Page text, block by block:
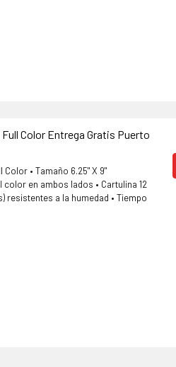
Color Entrega Gratis Puerto
Color • Tamaño 6.25" X 9"
en ambos lados • Cartulina 12
resistentes a la humedad • Tiempo